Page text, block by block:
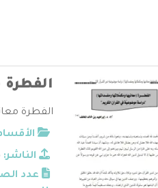
الفطرة
الناشر:
عدد